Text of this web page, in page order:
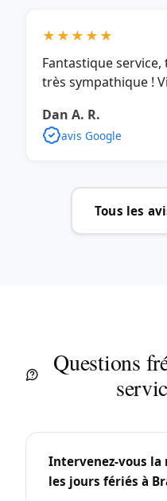
★★★★★
Fantastique
très sympathique !
Dan A. R.
avis Google
Tous les
Questions
Intervenez-vous
les jours fériés à